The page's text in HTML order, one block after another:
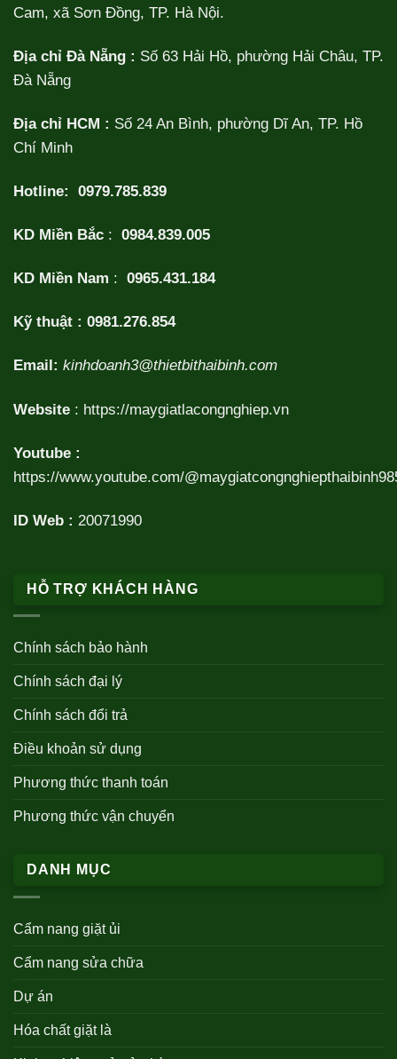
Cam, xã Sơn Đồng, TP. Hà Nội.
Địa chỉ Đà Nẵng : Số 63 Hải Hồ, phường Hải Châu, TP.
Đà Nẵng
Địa chỉ HCM : Số 24 An Bình, phường Dĩ An, TP. Hồ
Chí Minh
Hotline: 0979.785.839
KD Miền Bắc : 0984.839.005
KD Miền Nam : 0965.431.184
Kỹ thuật : 0981.276.854
Email: kinhdoanh3@thietbithaibinh.com
Website : https://maygiatlacongnghiep.vn
Youtube :
https://www.youtube.com/
ID Web : 20071990
HỖ TRỢ KHÁCH HÀNG
Chính sách bảo hành
Chính sách đại lý
Chính sách đổi trả
Điều khoản sử dụng
Phương thức thanh toán
Phương thức vận chuyển
DANH MỤC
Cẩm nang giặt ủi
Cẩm nang sửa chữa
Dự án
Hóa chất giặt là